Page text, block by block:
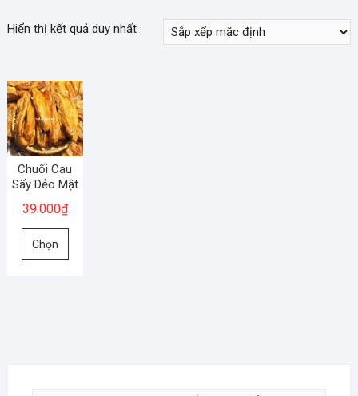
Hiển thị kết quả duy nhất
Chuối Cau
Sấy Dẻo Mật
39.000₫
Chọn
Sản